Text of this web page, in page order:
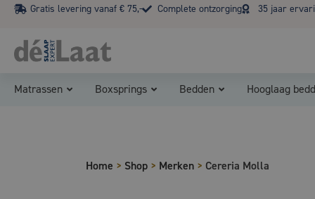
Gratis levering vanaf € 75,- Complete ontzorging 35 jaar
Matrassen Boxsprings Bedden Hooglaag
Home > Shop > Merken > Cereria Molla